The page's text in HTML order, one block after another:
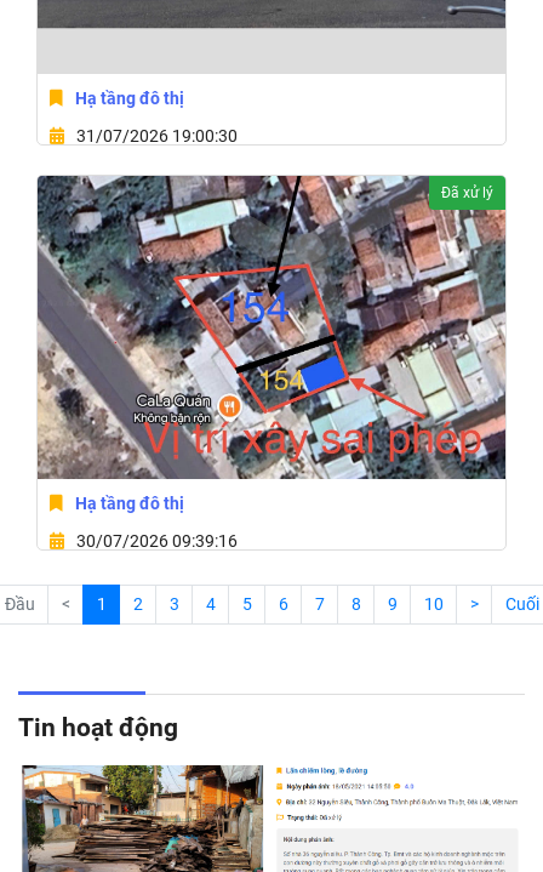
Hạ tầng đô thị
31/07/2026 19:00:30
Phường Bình Kiến, Tỉnh Đắk Lắk
Hạ tầng đô thị
30/07/2026 09:39:16
Đã xử lý
Đầu < 1 2 3 4 5 6 7 8 9 10 > Cuối
Tin hoạt động